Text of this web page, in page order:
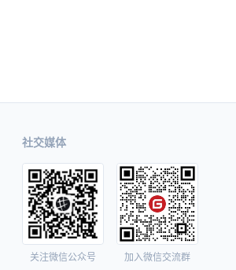
社交媒体
关注微信公众号 加入微信交流群